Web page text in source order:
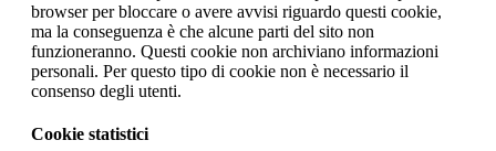
browser per bloccare o avere avvisi riguardo questi cookie,
ma la conseguenza è che alcune parti del sito non
funzioneranno. Questi cookie non archiviano informazioni
personali. Per questo tipo di cookie non è necessario il
consenso degli utenti.
Cookie statistici